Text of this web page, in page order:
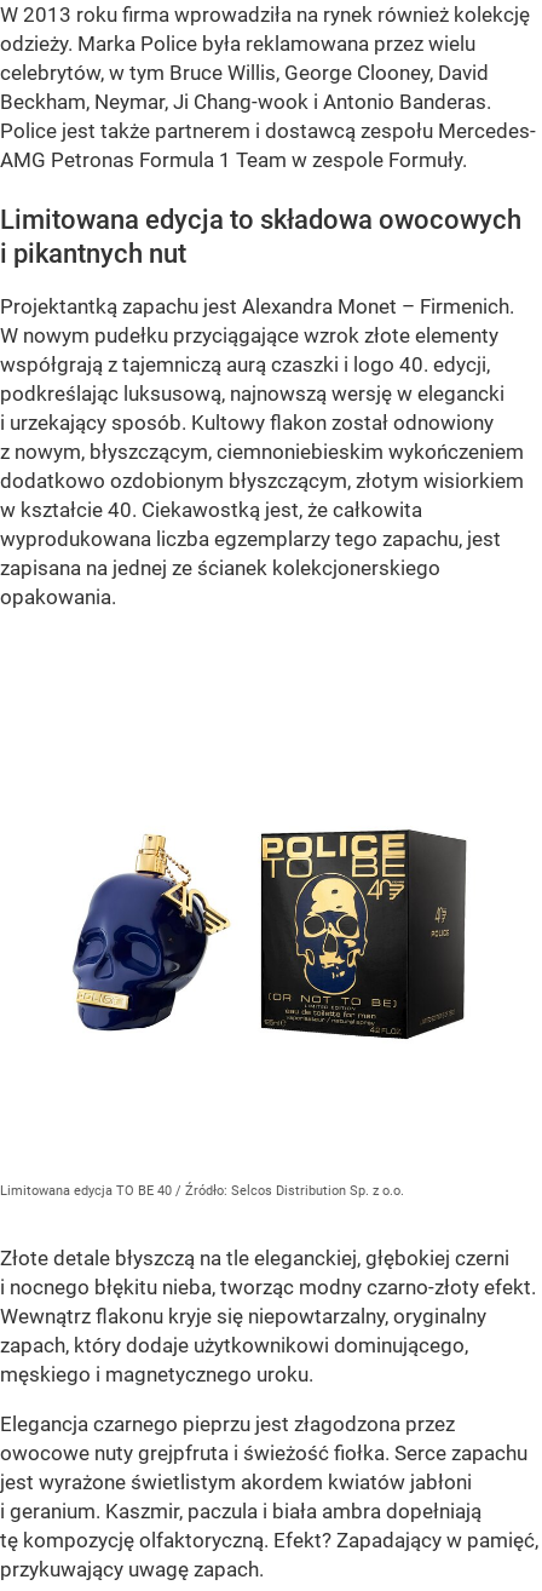
W 2013 roku firma wprowadziła na rynek również kolekcję
odzieży. Marka Police była reklamowana przez wielu
celebrytów, w tym Bruce Willis, George Clooney, David
Beckham, Neymar, Ji Chang-wook i Antonio Banderas.
Police jest także partnerem i dostawcą zespołu Mercedes-
AMG Petronas Formula 1 Team w zespole Formuły.
Limitowana edycja to składowa owocowych
i pikantnych nut
Projektantką zapachu jest Alexandra Monet – Firmenich.
W nowym pudełku przyciągające wzrok złote elementy
współgrają z tajemniczą aurą czaszki i logo 40. edycji,
podkreślając luksusową, najnowszą wersję w elegancki
i urzekający sposób. Kultowy flakon został odnowiony
z nowym, błyszczącym, ciemnoniebieskim wykończeniem
dodatkowo ozdobionym błyszczącym, złotym wisiorkiem
w kształcie 40. Ciekawostką jest, że całkowita
wyprodukowana liczba egzemplarzy tego zapachu, jest
zapisana na jednej ze ścianek kolekcjonerskiego
opakowania.
Limitowana edycja TO BE 40 / Źródło: Selcos Distribution Sp. z o.o.
Złote detale błyszczą na tle eleganckiej, głębokiej czerni
i nocnego błękitu nieba, tworząc modny czarno-złoty efekt.
Wewnątrz flakonu kryje się niepowtarzalny, oryginalny
zapach, który dodaje użytkownikowi dominującego,
męskiego i magnetycznego uroku.
Elegancja czarnego pieprzu jest złagodzona przez
owocowe nuty grejpfruta i świeżość fiołka. Serce zapachu
jest wyrażone świetlistym akordem kwiatów jabłoni
i geranium. Kaszmir, paczula i biała ambra dopełniają
tę kompozycję olfaktoryczną. Efekt? Zapadający w pamięć,
przykuwający uwagę zapach.